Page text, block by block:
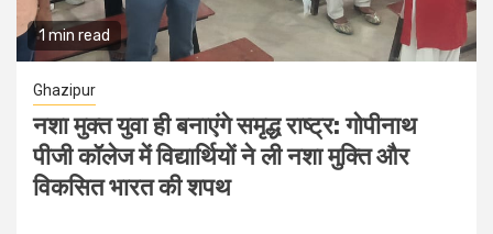
1 min read
Dehradun
उत्तराखंड में बिजली का संकट: तकनीकी खराबी और
नदियों में सिल्ट आने से 560 मेगावाट उत्पादन ठप,
यूपीसीएल ने मांगी उपभोक्ताओं से सहयोग की अपील